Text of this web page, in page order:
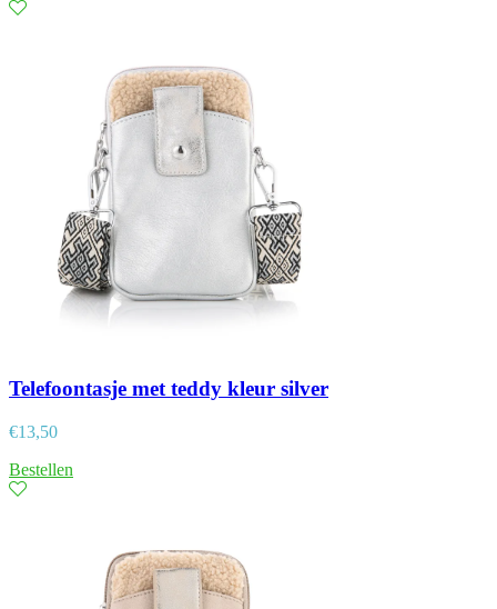
Telefoontasje met teddy kleur silver
€13,50
Bestellen